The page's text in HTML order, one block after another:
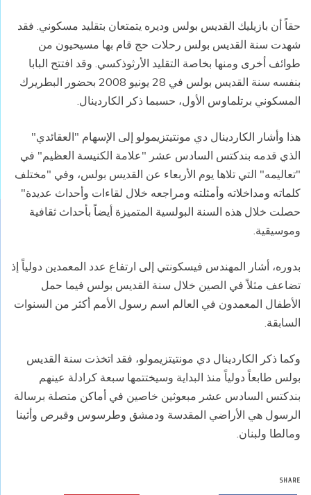
حقاً أن بازيليك القديس بولس وديره يتمتعان بتقليد مسكوني. فقد
شهدت سنة القديس بولس رحلات حج قام بها مسيحيون من
طوائف أخرى ومنها بخاصة التقليد الأرثوذكسي. وقد افتتح البابا
بنفسه سنة القديس بولس في 28 يونيو 2008 بحضور البطريرك
المسكوني برتلماوس الأول، حسبما ذكر الكاردينال.
هذا وأشار الكاردينال دي مونتيتزيمولو إلى الإسهام "العقائدي"
الذي قدمه بندكتس السادس عشر "علامة الكنيسة العظيم" في
"تعاليمه" التي تلاها يوم الأربعاء عن القديس بولس، وفي "مختلف
كلماته ومداخلاته وأمثلته ومراجعه خلال لقاءات وأحداث عديدة"
حصلت خلال هذه السنة البولسية المتميزة أيضاً بأحداث ثقافية
وموسيقية.
بدوره، أشار المهندس فيسكونتي إلى ارتفاع عدد المعمدين دولياً إذ
تضاعف مثلاً في الصين خلال سنة القديس بولس فيما حمل
الأطفال المعمدون في العالم اسم رسول الأمم أكثر من السنوات
السابقة.
وكما ذكر الكاردينال دي مونتيتزيمولو، فقد اتخذت سنة القديس
بولس طابعاً دولياً منذ البداية وسيختتمها سبعة كرادلة عينهم
بندكتس السادس عشر مبعوثين خاصين في أماكن متصلة برسالة
الرسول هي الأراضي المقدسة ودمشق وطرسوس وقبرص وأثينا
ومالطا ولبنان.
SHARE